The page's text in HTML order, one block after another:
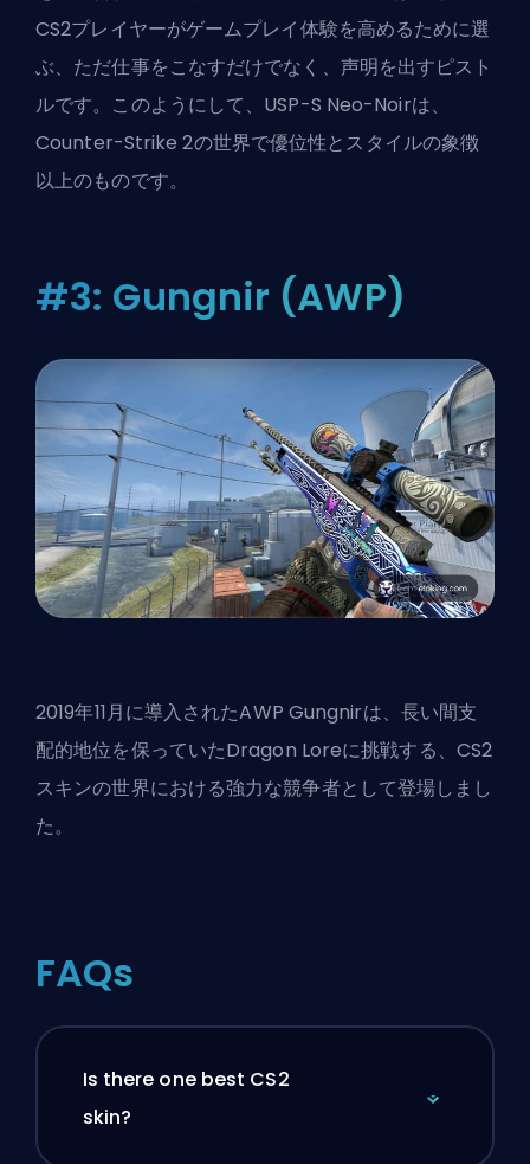
CS2プレイヤーがゲームプレイ体験を高めるために選
ぶ、ただ仕事をこなすだけでなく、声明を出すピスト
ルです。このようにして、USP-S Neo-Noirは、
Counter-Strike 2の世界で優位性とスタイルの象徴
以上のものです。
#3: Gungnir (AWP)
2019年11月に導入されたAWP Gungnirは、長い間支
配的地位を保っていたDragon Loreに挑戦する、CS2
スキンの世界における強力な競争者として登場しまし
た。
FAQs
Is there one best CS2
skin?